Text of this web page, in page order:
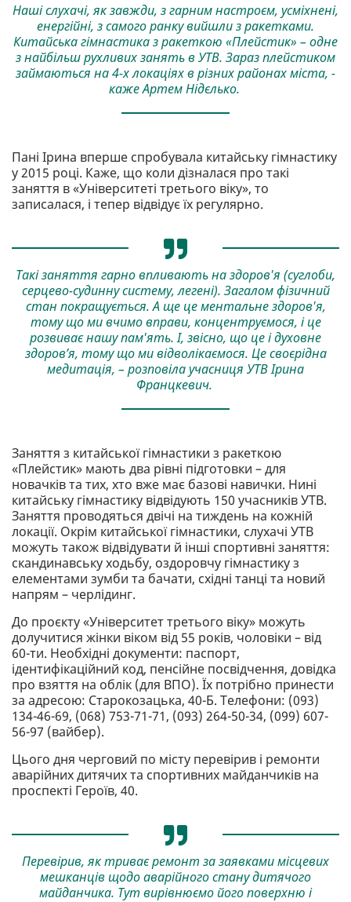
Наші слухачі, як завжди, з гарним настроєм, усміхнені,
енергійні, з самого ранку вийшли з ракетками.
Китайська гімнастика з ракеткою «Плейстик» – одне
з найбільш рухливих занять в УТВ. Зараз плейстиком
займаються на 4-х локаціях в різних районах міста, -
каже Артем Нідєлько.
Пані Ірина вперше спробувала китайську гімнастику
у 2015 році. Каже, що коли дізналася про такі
заняття в «Університеті третього віку», то
записалася, і тепер відвідує їх регулярно.
Такі заняття гарно впливають на здоров'я (суглоби,
серцево-судинну систему, легені). Загалом фізичний
стан покращується. А ще це ментальне здоров'я,
тому що ми вчимо вправи, концентруємося, і це
розвиває нашу пам'ять. І, звісно, що це і духовне
здоров’я, тому що ми відволікаємося. Це своєрідна
медитація, – розповіла учасниця УТВ Ірина
Францкевич.
Заняття з китайської гімнастики з ракеткою
«Плейстик» мають два рівні підготовки – для
новачків та тих, хто вже має базові навички. Нині
китайську гімнастику відвідують 150 учасників УТВ.
Заняття проводяться двічі на тиждень на кожній
локації. Окрім китайської гімнастики, слухачі УТВ
можуть також відвідувати й інші спортивні заняття:
скандинавську ходьбу, оздоровчу гімнастику з
елементами зумби та бачати, східні танці та новий
напрям – черлідинг.
До проєкту «Університет третього віку» можуть
долучитися жінки віком від 55 років, чоловіки – від
60-ти. Необхідні документи: паспорт,
ідентифікаційний код, пенсійне посвідчення, довідка
про взяття на облік (для ВПО). Їх потрібно принести
за адресою: Старокозацька, 40-Б. Телефони: (093)
134-46-69, (068) 753-71-71, (093) 264-50-34, (099) 607-
56-97 (вайбер).
Цього дня черговий по місту перевірив і ремонти
аварійних дитячих та спортивних майданчиків на
проспекті Героїв, 40.
Перевірив, як триває ремонт за заявками місцевих
мешканців щодо аварійного стану дитячого
майданчика. Тут вирівнюємо його поверхню і